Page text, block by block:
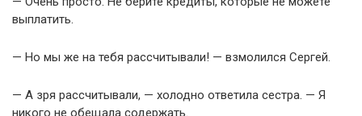
выплатить.
— Но мы же на тебя рассчитывали! — взмолился Сергей.
— А зря рассчитывали, — холодно ответила сестра. — Я
никого не обещала содержать.